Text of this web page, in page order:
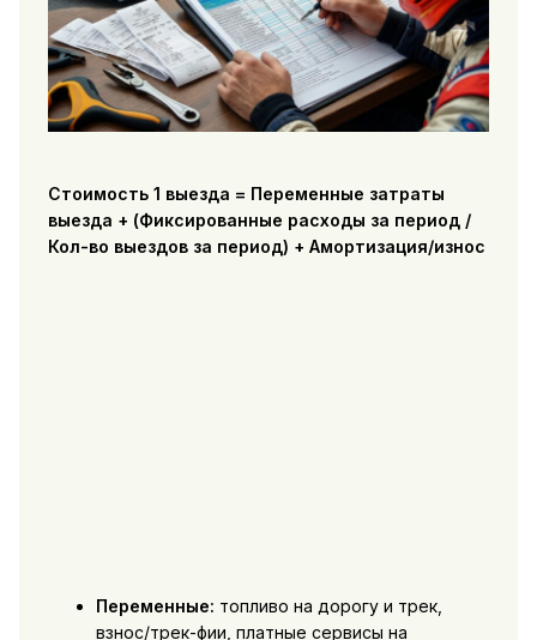
Стоимость 1 выезда = Переменные затраты
выезда + (Фиксированные расходы за период /
Кол-во выездов за период) + Амортизация/износ
Переменные: топливо на дорогу и трек,
взнос/трек-фии, платные сервисы на